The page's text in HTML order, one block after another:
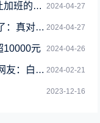
2024-04-27
奇职业
2024-04-27
不起它啊
2024-04-26
10000元
2024-02-21
一年工
2023-12-16